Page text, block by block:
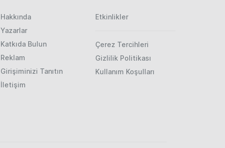
Hakkında
Yazarlar
Katkıda Bulun
Reklam
Girişiminizi Tanıtın
İletişim
Etkinlikler
Çerez Tercihleri
Gizlilik Politikası
Kullanım Koşulları